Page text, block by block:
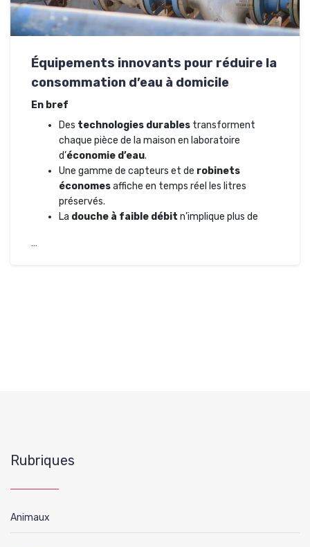
Équipements innovants pour réduire la
consommation d’eau à domicile
En bref
Des technologies durables transforment
chaque pièce de la maison en laboratoire
d’économie d’eau.
Une gamme de capteurs et de robinets
économesaffiche en temps réel les litres
préservés.
La douche à faible débit n’implique plus de
…
Rubriques
Animaux